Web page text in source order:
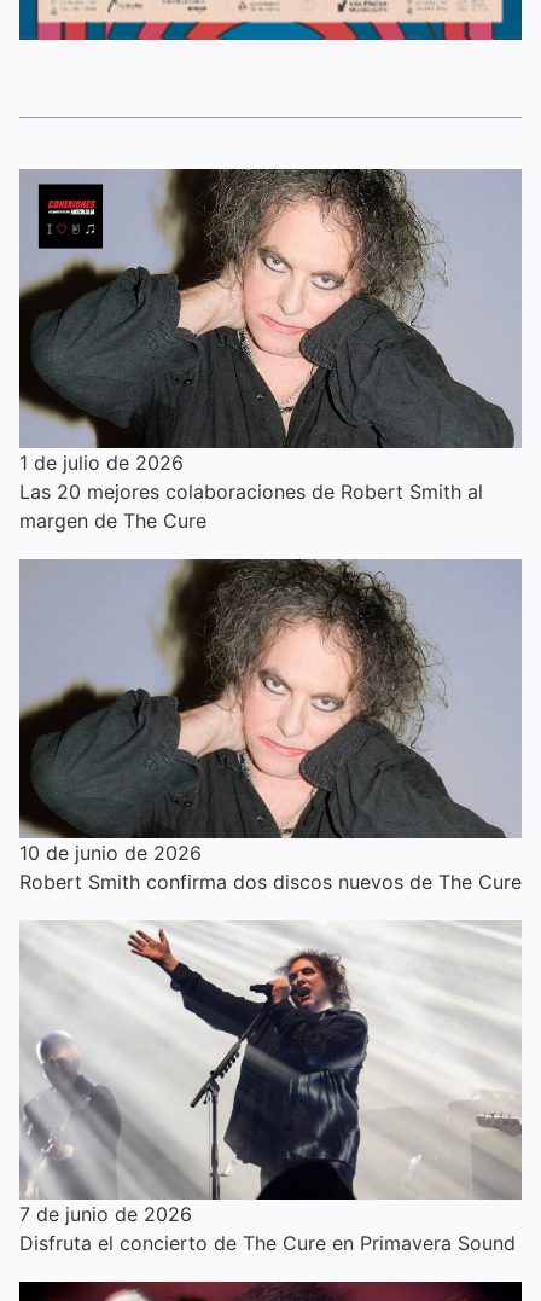
1 de julio de 2026
Las 20 mejores colaboraciones de Robert Smith al
margen de The Cure
10 de junio de 2026
Robert Smith confirma dos discos nuevos de The Cure
7 de junio de 2026
Disfruta el concierto de The Cure en Primavera Sound